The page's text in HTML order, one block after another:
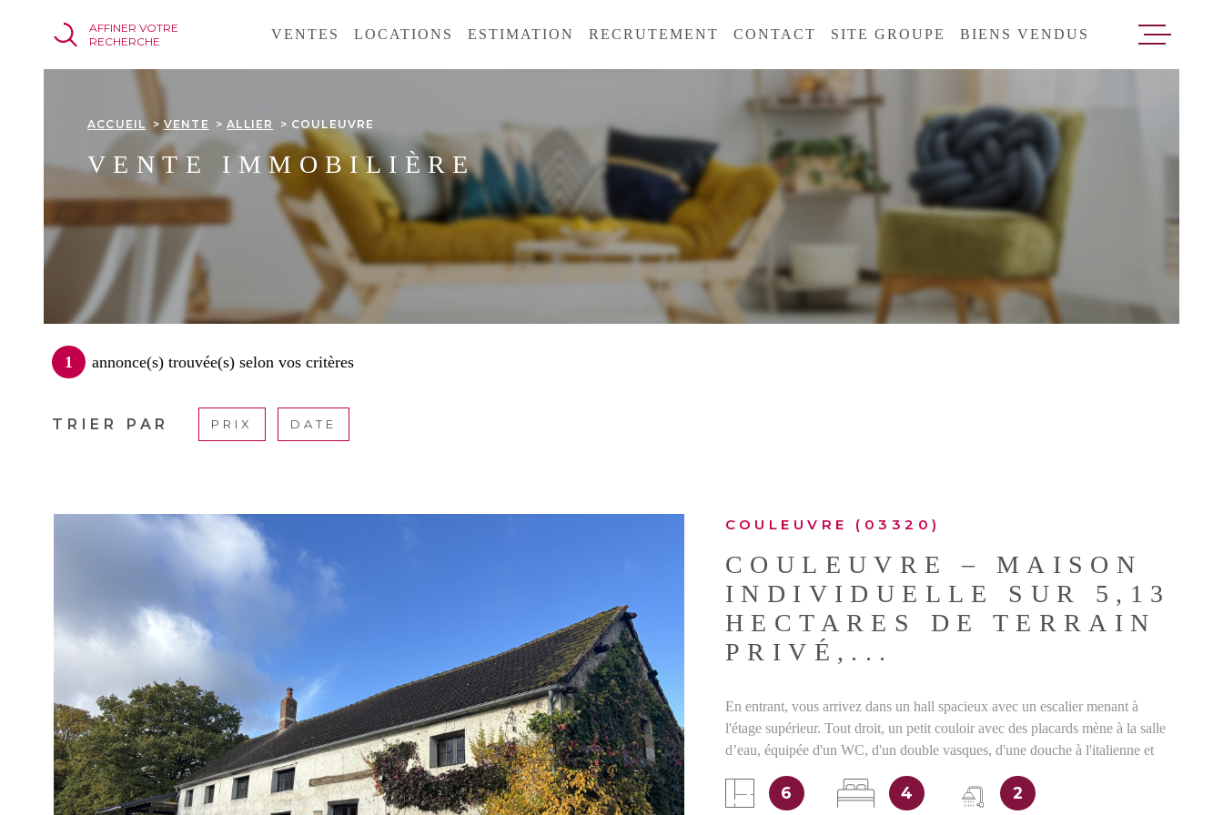
AFFINER VOTRE
RECHERCHE
VENTES LOCATIONS ESTIMATION RECRUTEMENT CONTACT SITE GROUPE BIENS VENDUS
ACCUEIL VENTE ALLIER COULEUVRE
VENTE IMMOBILIÈRE
1 annonce(s) trouvée(s) selon vos critères
TRIER PAR PRIX DATE
COULEUVRE (03320)
COULEUVRE – MAISON
INDIVIDUELLE SUR 5,13
HECTARES DE TERRAIN
PRIVÉ,...
En entrant, vous arrivez dans un hall spacieux avec un escalier menant à
l'étage supérieur. Tout droit, un petit couloir avec des placards mène à la salle
d’eau, équipée d'un WC, d'un double vasques, d'une douche à l'italienne et
donnant sur l'arrière de la maison et mène à un espace de rangement. À
6 4 2
VOIR LE BIEN